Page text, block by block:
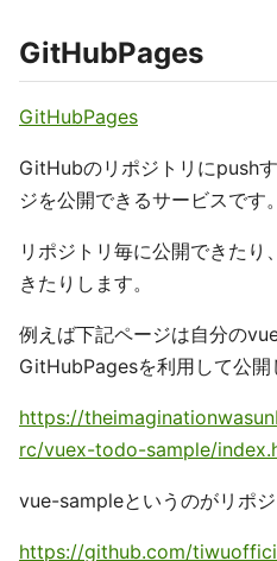
GitHubPages
GitHubPages
GitHubのリポジトリにpush
ジを公開できるサービスです。
リポジトリ毎に公開できた
きたりします。
例えば下記ページは自分の
GitHubPagesを利用して公開
https://
rc/vuex-todo-sample/
vue-sampleというのがリポジ
https://github.com/